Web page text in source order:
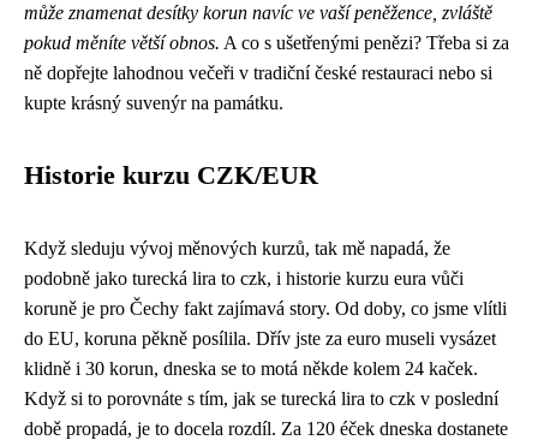
může znamenat desítky korun navíc ve vaší peněžence, zvláště
pokud měníte větší obnos. A co s ušetřenými penězi? Třeba si za
ně dopřejte lahodnou večeři v tradiční české restauraci nebo si
kupte krásný suvenýr na památku.
Historie kurzu CZK/EUR
Když sleduju vývoj měnových kurzů, tak mě napadá, že
podobně jako turecká lira to czk, i historie kurzu eura vůči
koruně je pro Čechy fakt zajímavá story. Od doby, co jsme vlítli
do EU, koruna pěkně posílila. Dřív jste za euro museli vysázet
klidně i 30 korun, dneska se to motá někde kolem 24 kaček.
Když si to porovnáte s tím, jak se turecká lira to czk v poslední
době propadá, je to docela rozdíl. Za 120 éček dneska dostanete